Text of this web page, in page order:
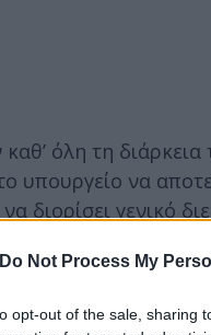
Do Not Process My
opt-out of the sale, sharing
όλη τη
υπουργείο να
γενικό
αγγλικά που
– χλευάστηκαν